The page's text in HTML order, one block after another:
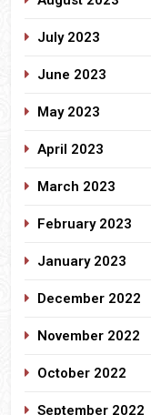
July 2023
June 2023
May 2023
April 2023
March 2023
February 2023
January 2023
December 2022
November 2022
October 2022
September 2022